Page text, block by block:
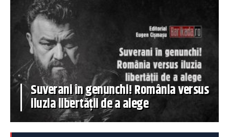
Suverani în genunchi! România versus
iluzia libertății de a alege